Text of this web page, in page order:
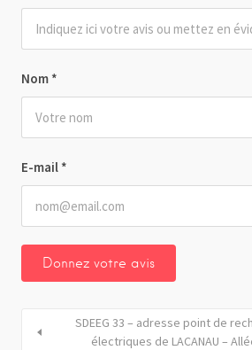
Nom *
E-mail *
SDEEG 33 – adresse point de
électriques de LACANAU –